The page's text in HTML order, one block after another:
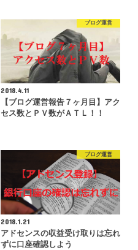
ブログ運営
2018.4.11
【ブログ運営報告７ヶ月目】アク
セス数とＰＶ数がＡＴＬ！！
ブログ運営
2018.1.21
アドセンスの収益受け取りは忘れ
ずに口座確認しよう